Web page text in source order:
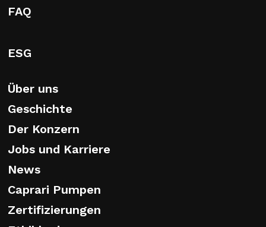
FAQ
ESG
Über uns
Geschichte
Der Konzern
Jobs und Karriere
News
Caprari Pumpen
Zertifizierungen